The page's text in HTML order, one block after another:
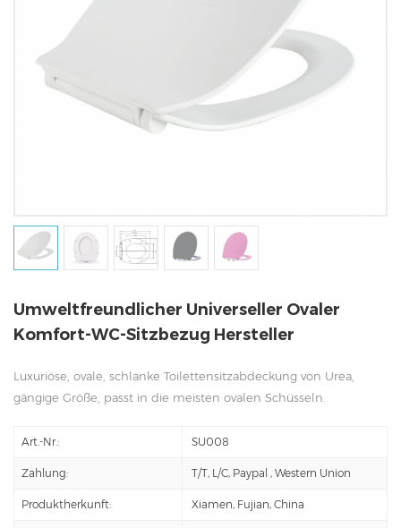
Umweltfreundlicher Universeller Ovaler
Komfort-WC-Sitzbezug Hersteller
Luxuriöse, ovale, schlanke Toilettensitzabdeckung von Urea,
gängige Größe, passt in die meisten ovalen Schüsseln.
Art.-Nr.: SU008
Zahlung: T/T, L/C, Paypal , Western Union
Produktherkunft: Xiamen, Fujian, China